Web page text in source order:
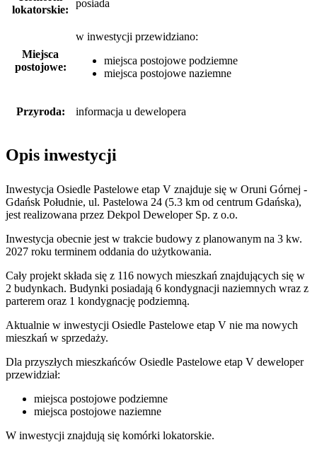
lokatorskie:
posiada
Miejsca
postojowe:
w inwestycji przewidziano:
miejsca postojowe podziemne
miejsca postojowe naziemne
Przyroda: informacja u dewelopera
Opis inwestycji
Inwestycja Osiedle Pastelowe etap V znajduje się w Oruni Górnej -
Gdańsk Południe, ul. Pastelowa 24 (5.3 km od centrum Gdańska),
jest realizowana przez Dekpol Deweloper Sp. z o.o.
Inwestycja obecnie jest w trakcie budowy z planowanym na 3 kw.
2027 roku terminem oddania do użytkowania.
Cały projekt składa się z 116 nowych mieszkań znajdujących się w
2 budynkach. Budynki posiadają 6 kondygnacji naziemnych wraz z
parterem oraz 1 kondygnację podziemną.
Aktualnie w inwestycji Osiedle Pastelowe etap V nie ma nowych
mieszkań w sprzedaży.
Dla przyszłych mieszkańców Osiedle Pastelowe etap V deweloper
przewidział:
miejsca postojowe podziemne
miejsca postojowe naziemne
W inwestycji znajdują się komórki lokatorskie.